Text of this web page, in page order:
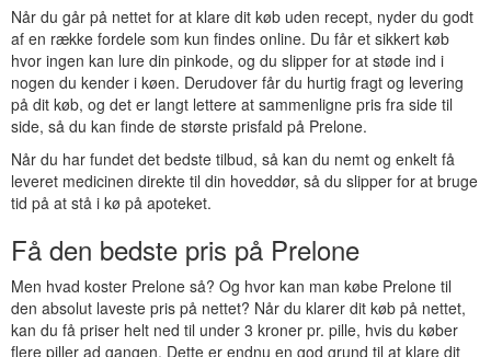
Når du går på nettet for at klare dit køb uden recept, nyder du godt
af en række fordele som kun findes online. Du får et sikkert køb
hvor ingen kan lure din pinkode, og du slipper for at støde ind i
nogen du kender i køen. Derudover får du hurtig fragt og levering
på dit køb, og det er langt lettere at sammenligne pris fra side til
side, så du kan finde de største prisfald på Prelone.
Når du har fundet det bedste tilbud, så kan du nemt og enkelt få
leveret medicinen direkte til din hoveddør, så du slipper for at bruge
tid på at stå i kø på apoteket.
Få den bedste pris på Prelone
Men hvad koster Prelone så? Og hvor kan man købe Prelone til
den absolut laveste pris på nettet? Når du klarer dit køb på nettet,
kan du få priser helt ned til under 3 kroner pr. pille, hvis du køber
flere piller ad gangen. Dette er endnu en god grund til at klare dit